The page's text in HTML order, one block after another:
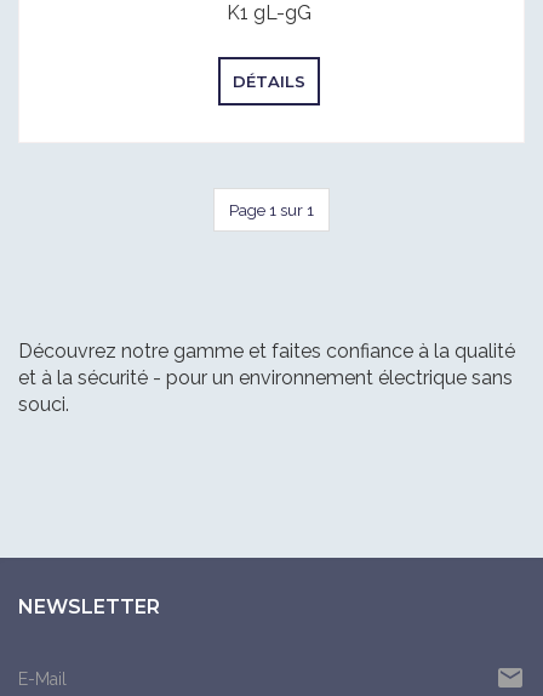
K1 gL-gG
DÉTAILS
Page 1 sur 1
Découvrez notre gamme et faites confiance à la qualité
et à la sécurité - pour un environnement électrique sans
souci.
NEWSLETTER
E-Mail email